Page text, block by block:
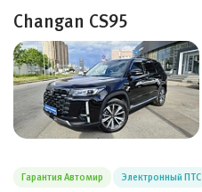
Changan CS95
Гарантия Автомир Электронный ПТС